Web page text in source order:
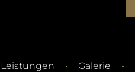
Leistungen Galerie